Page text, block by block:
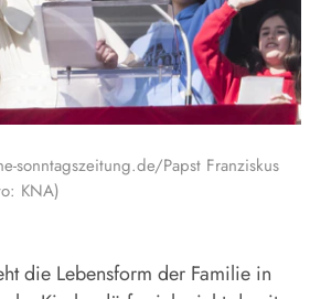
sonntagszeitung.de/Papst Franziskus
KNA)
die Lebensform der Familie in